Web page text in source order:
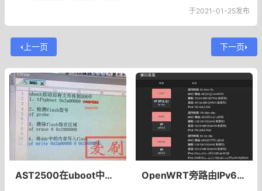
于2021-01-25发布
上一页 下一页
AST2500在uboot中更新固件 OpenWRT旁路由IPv6配置OpenWRT旁路由开启IPv6协议方法